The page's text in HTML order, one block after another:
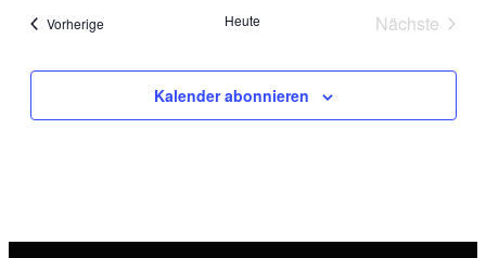
VorherigeVeranstaltungen Heute
Nächste
Kalender abonnieren